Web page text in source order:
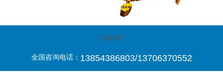
回到顶部
全国咨询电话： 13854386803/13706370552